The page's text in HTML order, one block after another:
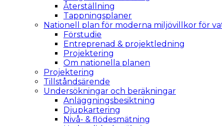
Återställning
Tappningsplaner
Nationell plan för moderna miljövillkor för
Förstudie
Entreprenad & projektledning
Projektering
Om nationella planen
Projektering
Tillståndsärende
Undersökningar och beräkningar
Anläggningsbesiktning
Djupkartering
Nivå- & flödesmätning